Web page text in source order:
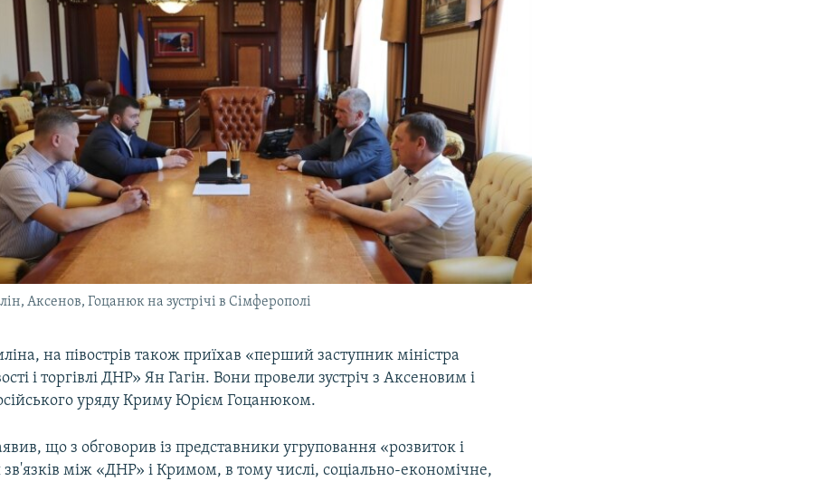
Аксенов, Гоцанюк на зустрічі в Сімферополі
на півострів також приїхав «перший заступник міністра
і торгівлі ДНР» Ян Гагін. Вони провели зустріч з Аксеновим і
уряду Криму Юрієм Гоцанюком.
що з обговорив із представники угруповання «розвиток і
між «ДНР» і Кримом, в тому числі, соціально-економічне,